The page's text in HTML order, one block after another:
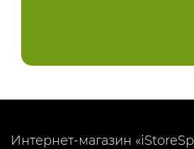
Интернет-магазин